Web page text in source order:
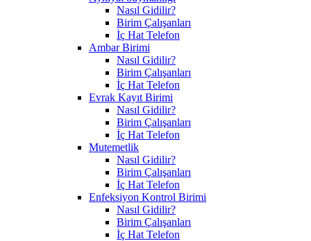
Nasıl Gidilir?
Birim Çalışanları
İç Hat Telefon
Ambar Birimi
Nasıl Gidilir?
Birim Çalışanları
İç Hat Telefon
Evrak Kayıt Birimi
Nasıl Gidilir?
Birim Çalışanları
İç Hat Telefon
Mutemetlik
Nasıl Gidilir?
Birim Çalışanları
İç Hat Telefon
Enfeksiyon Kontrol Birimi
Nasıl Gidilir?
Birim Çalışanları
İç Hat Telefon